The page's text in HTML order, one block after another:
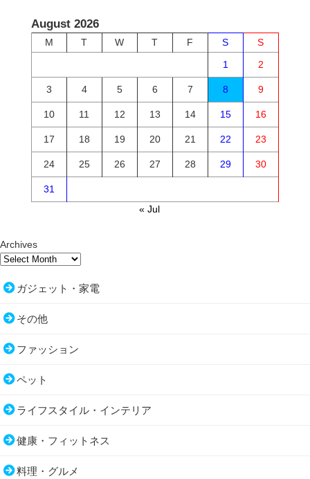
August 2026
M T W T F S
S
1
2
3 4 5 6 7 8 9
10 11 12 13 14 15 16
17 18 19 20 21 22 23
24 25 26 27 28 29 30
31
« Jul
Archives
ガジェット・家電
その他
ファッション
ペット
ライフスタイル・インテリア
健康・フィットネス
料理・グルメ